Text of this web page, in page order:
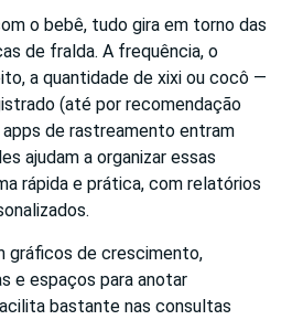
o bebê, tudo gira em torno das
de fralda. A frequência, o
a quantidade de xixi ou cocô —
(até por recomendação
apps de rastreamento entram
ajudam a organizar essas
rápida e prática, com relatórios
gráficos de crescimento,
e espaços para anotar
bastante nas consultas